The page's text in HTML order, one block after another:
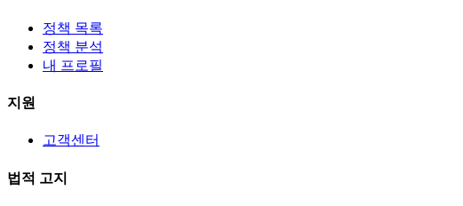
정책 목록
정책 분석
내 프로필
지원
고객센터
법적 고지